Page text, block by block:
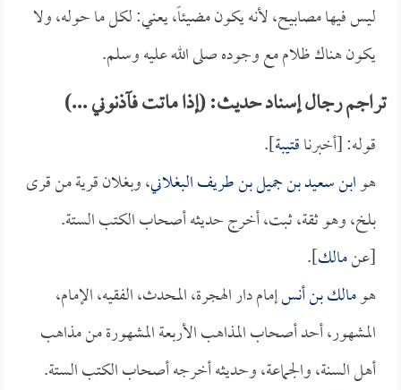
ليس فيها مصابيح، لأنه يكون مضيئاً، يعني: لكل ما حوله، ولا
يكون هناك ظلام مع وجوده صلى الله عليه وسلم.
تراجم رجال إسناد حديث: (إذا ماتت فآذنوني ...)
قوله: [أخبرناقتيبة].
هوابن سعيد بن جميل بن طريف البغلاني، وبغلان قرية من قرى
بلخ، وهو ثقة، ثبت، أخرج حديثه أصحاب الكتب الستة.
[عنمالك].
هومالك بن أنسإمام دار الهجرة، المحدث، الفقيه، الإمام،
المشهور، أحد أصحاب المذاهب الأربعة المشهورة من مذاهب
أهل السنة، والجماعة، وحديثه أخرجه أصحاب الكتب الستة.